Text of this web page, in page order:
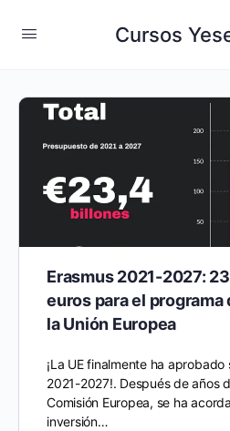
Cursos
Erasmus 2021-2027:
euros para el programa
la Unión Europea
¡La UE finalmente ha aprobado
2021-2027!. Después de años
Comisión Europea, se ha
inversión…